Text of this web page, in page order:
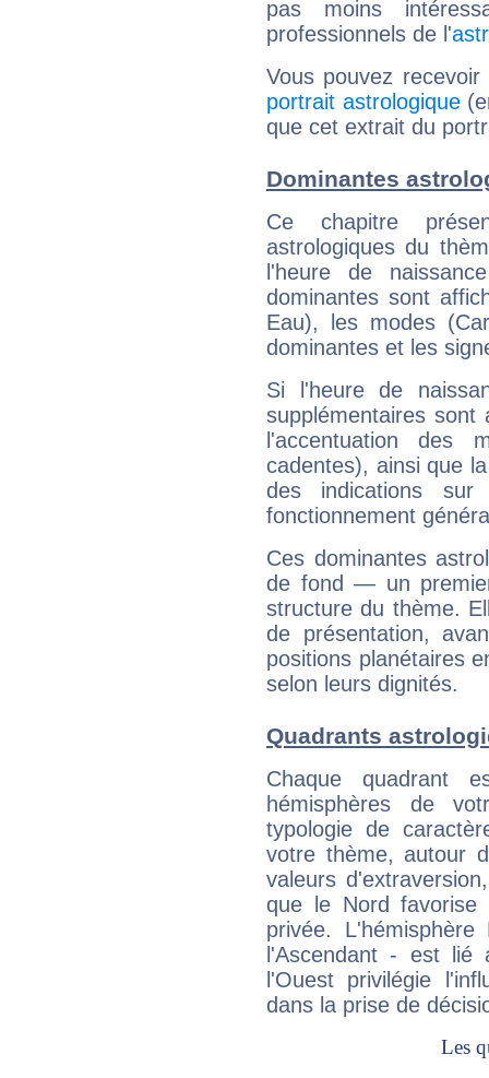
pas moins
professionnels de l'
Vous pouvez
portrait astrologique
que cet extrait du
Dominantes
Ce chapitre
astrologiques du
l'heure de
dominantes sont
Eau), les modes
dominantes et les
Si l'heure de
supplémentaires sont
l'accentuation des
cadentes), ainsi que
des indications sur
fonctionnement
Ces dominantes
de fond — un
structure du thème.
de présentation,
positions planétaires
selon leurs dignités.
Quadrants
Chaque quadrant
hémisphères de
typologie de
votre thème, autour
valeurs
que le Nord favorise
privée.
l'Ascendant - est
l'Ouest privilégie
dans la prise de